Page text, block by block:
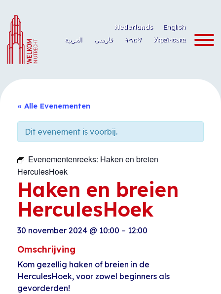
naar
de
inhoud
Nederlands
English
العربية
فارسی ትግርኛ Українська
« Alle Evenementen
Dit evenement is voorbij.
Evenementenreeks: Haken en breien
HerculesHoek
Haken en breien
HerculesHoek
30 november 2024 @ 10:00 – 12:00
Omschrijving
Kom gezellig haken of breien in de
HerculesHoek, voor zowel beginners als
gevorderden!